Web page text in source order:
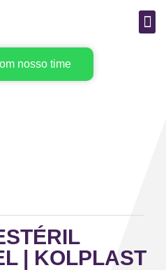
nosso time
| KOLPLAST